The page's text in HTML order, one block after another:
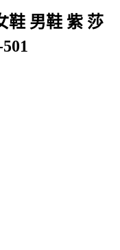
鞋 男鞋 紫 莎